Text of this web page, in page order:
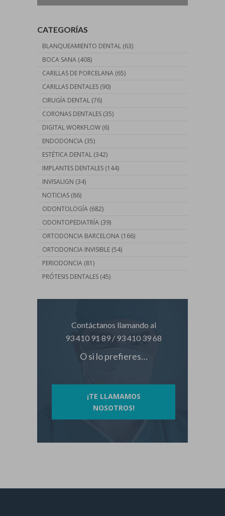
CATEGORÍAS
BLANQUEAMIENTO DENTAL (63)
BOCA SANA (408)
CARILLAS DE PORCELANA (65)
CARILLAS DENTALES (90)
CIRUGÍA DENTAL (76)
CORONAS DENTALES (35)
DIGITAL WORKFLOW (6)
ENDODONCIA (35)
ESTÉTICA DENTAL (342)
IMPLANTES DENTALES (144)
INVISALIGN (34)
NOTICIAS (86)
ODONTOLOGÍA (682)
ODONTOPEDIATRÍA (39)
ORTODONCIA BARCELONA (166)
ORTODONCIA INVISIBLE (54)
PERIODONCIA (81)
PRÓTESIS DENTALES (45)
Contáctanos llamando al
93 410 91 89 / 93 410 39 68
O si lo prefieres…
¡TE LLAMAMOS
NOSOTROS!